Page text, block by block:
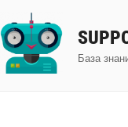
к
содержимому
База